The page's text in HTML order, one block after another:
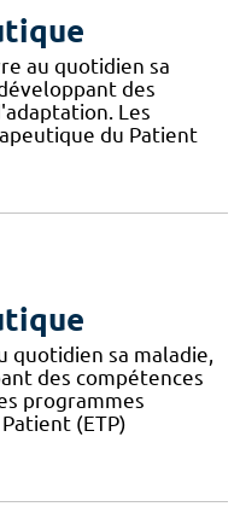
au quotidien sa
des
Les
du Patient
quotidien sa maladie,
des compétences
programmes
(ETP)